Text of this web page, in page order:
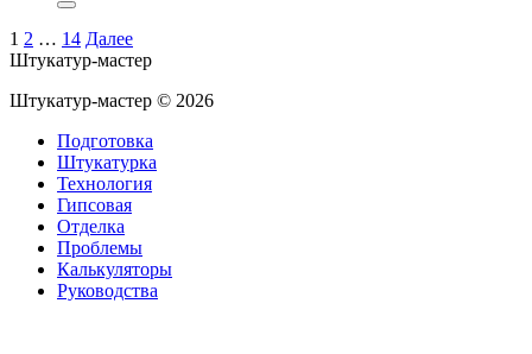
1 2 … 14 Далее
Штукатур-мастер
Штукатур-мастер © 2026
Подготовка
Штукатурка
Технология
Гипсовая
Отделка
Проблемы
Калькуляторы
Руководства